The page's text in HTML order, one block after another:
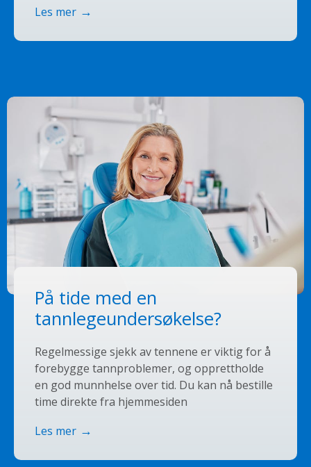
Les mer
På tide med en
tannlegeundersøkelse?
Regelmessige sjekk av tennene er viktig for å
forebygge tannproblemer, og opprettholde
en god munnhelse over tid. Du kan nå bestille
time direkte fra hjemmesiden
Les mer